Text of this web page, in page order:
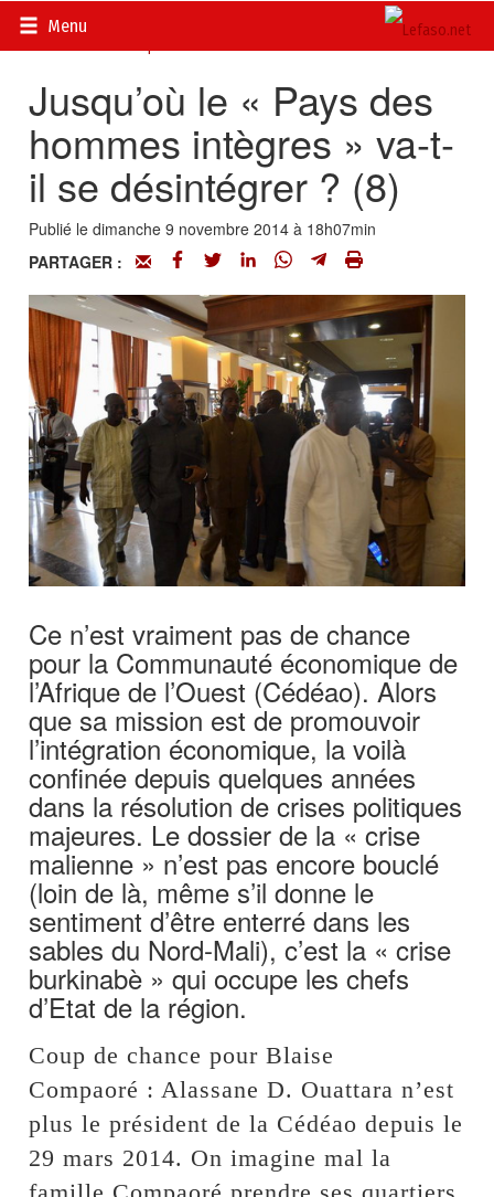
Menu
Accueil>
Burkina Faso : Chronique
Jusqu’où le « Pays des
hommes intègres » va-t-
il se désintégrer ? (8)
Publié le dimanche 9 novembre 2014 à 18h07min
PARTAGER :
Ce n’est vraiment pas de chance
pour la Communauté économique de
l’Afrique de l’Ouest (Cédéao). Alors
que sa mission est de promouvoir
l’intégration économique, la voilà
confinée depuis quelques années
dans la résolution de crises politiques
majeures. Le dossier de la « crise
malienne » n’est pas encore bouclé
(loin de là, même s’il donne le
sentiment d’être enterré dans les
sables du Nord-Mali), c’est la « crise
burkinabè » qui occupe les chefs
d’Etat de la région.
Coup de chance pour Blaise
Compaoré : Alassane D. Ouattara n’est
plus le président de la Cédéao depuis le
29 mars 2014. On imagine mal la